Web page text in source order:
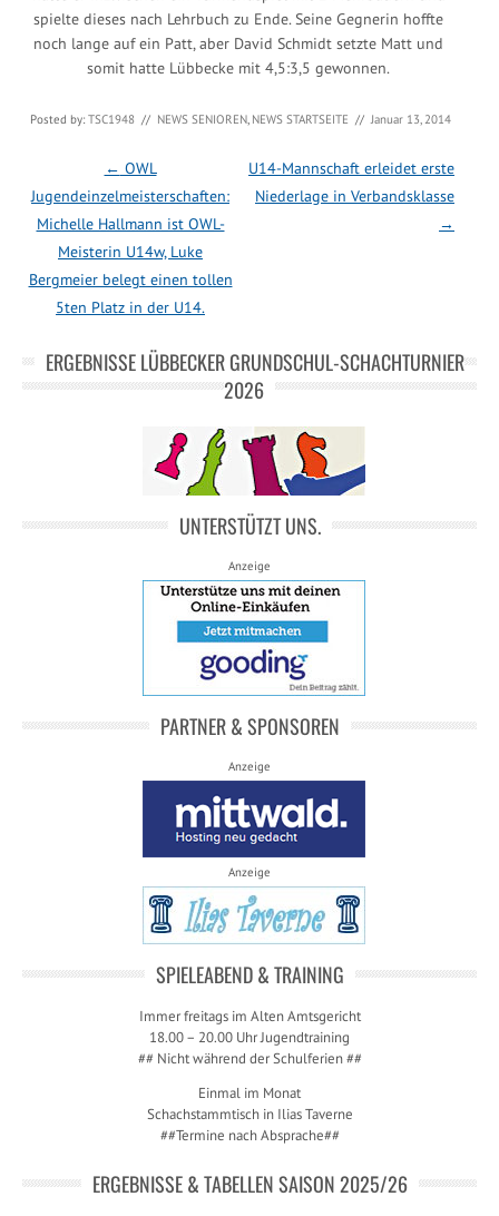
spielte dieses nach Lehrbuch zu Ende. Seine Gegnerin hoffte
noch lange auf ein Patt, aber David Schmidt setzte Matt und
somit hatte Lübbecke mit 4,5:3,5 gewonnen.
Posted by:TSC1948 // NEWS SENIOREN, NEWS STARTSEITE // Januar 13, 2014
← OWL
Jugendeinzelmeisterschaften:
Michelle Hallmann ist OWL-
Meisterin U14w, Luke
Bergmeier belegt einen tollen
5ten Platz in der U14.
U14-Mannschaft erleidet erste
Niederlage in Verbandsklasse
→
ERGEBNISSE LÜBBECKER GRUNDSCHUL-SCHACHTURNIER
2026
UNTERSTÜTZT UNS.
Anzeige
PARTNER & SPONSOREN
Anzeige
Anzeige
SPIELEABEND & TRAINING
Immer freitags im Alten Amtsgericht
18.00 – 20.00 Uhr Jugendtraining
## Nicht während der Schulferien ##
Einmal im Monat
Schachstammtisch in Ilias Taverne
##Termine nach Absprache##
ERGEBNISSE & TABELLEN SAISON 2025/26